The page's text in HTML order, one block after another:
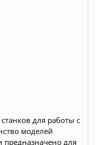
для работы с
моделей
предназначено для